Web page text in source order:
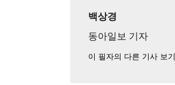
백상경
동아일보 기자
이 필자의 다른 기사 보기